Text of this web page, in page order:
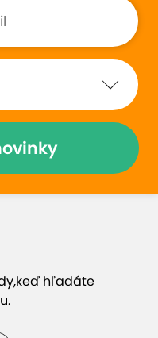
172 (4-miestne
keď hľadáte